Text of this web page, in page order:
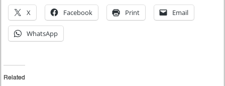
X Facebook Print Email
WhatsApp
Related